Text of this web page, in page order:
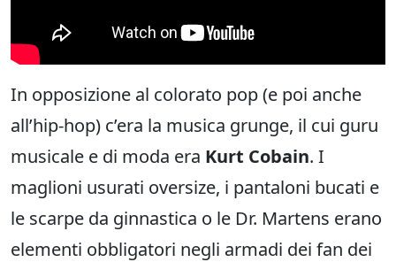
In opposizione al colorato pop (e poi anche
all’hip-hop) c’era la musica grunge, il cui guru
musicale e di moda era Kurt Cobain. I
maglioni usurati oversize, i pantaloni bucati e
le scarpe da ginnastica o le Dr. Martens erano
elementi obbligatori negli armadi dei fan dei